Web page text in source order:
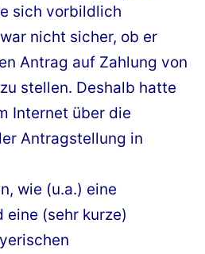
sich vorbildlich
nicht sicher, ob er
Antrag auf Zahlung von
stellen. Deshalb hatte
Internet über die
Antragstellung in
wie (u.a.) eine
eine (sehr kurze)